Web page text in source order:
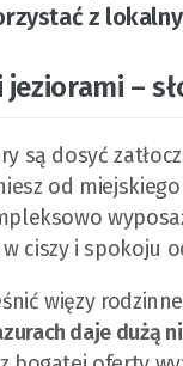
z
–
są dosyć
od
ciszy i spokoju
więzy
daje dużą